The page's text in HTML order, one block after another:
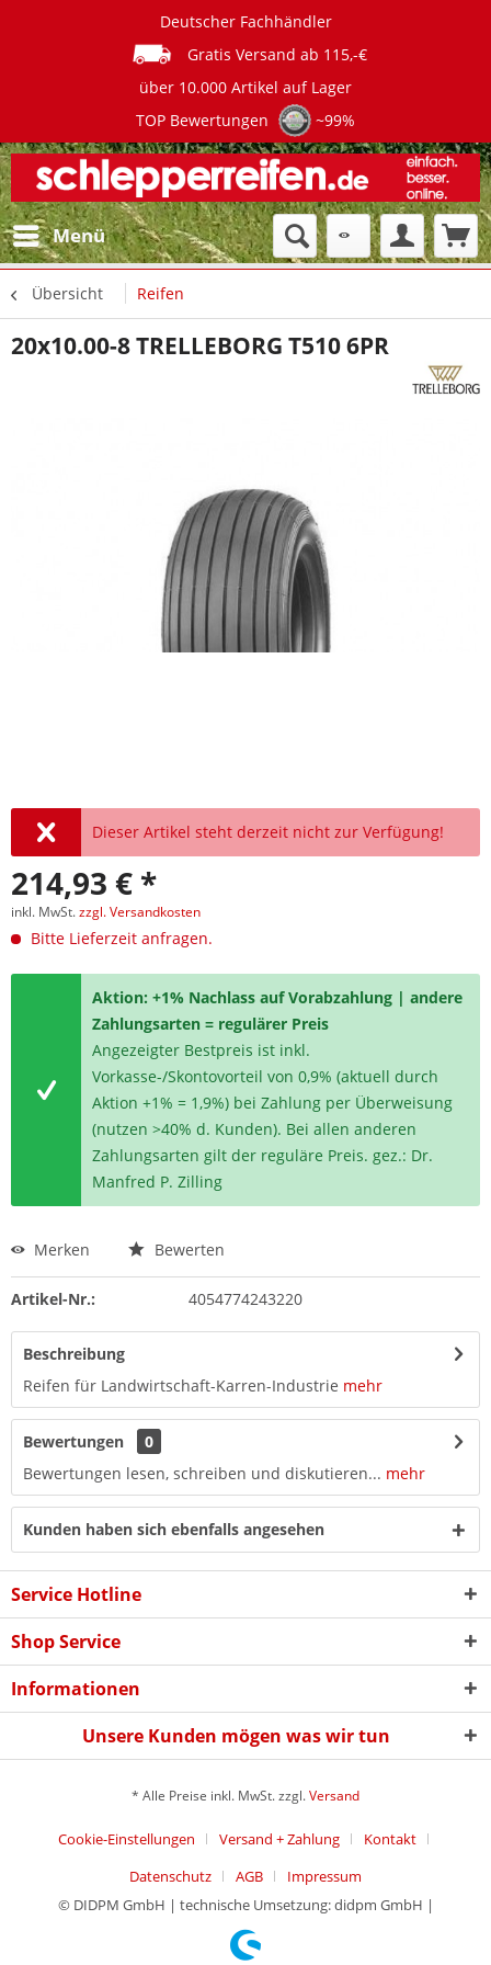
Deutscher Fachhändler
Gratis Versand ab 115,-€
über 10.000 Artikel auf Lager
TOP Bewertungen
~99%
Menü
Übersicht Reifen
20x10.00-8 TRELLEBORG T510 6PR
Dieser Artikel steht derzeit nicht zur Verfügung!
214,93 € *
inkl. MwSt.zzgl. Versandkosten
Bitte Lieferzeit anfragen.
Aktion: +1% Nachlass auf Vorabzahlung | andere
Zahlungsarten = regulärer Preis
Angezeigter Bestpreis ist inkl.
Vorkasse-/Skontovorteil von 0,9% (aktuell durch
Aktion +1% = 1,9%) bei Zahlung per Überweisung
(nutzen >40% d. Kunden). Bei allen anderen
Zahlungsarten gilt der reguläre Preis. gez.: Dr.
Manfred P. Zilling
Merken Bewerten
Artikel-Nr.: 4054774243220
Beschreibung
Reifen für Landwirtschaft-Karren-Industrie mehr
Bewertungen
0
Bewertungen lesen, schreiben und diskutieren... mehr
Kunden haben sich ebenfalls angesehen
Service Hotline
Shop Service
Informationen
Unsere Kunden mögen was wir tun
* Alle Preise inkl. MwSt. zzgl.Versand
Cookie-Einstellungen Versand + Zahlung
Kontakt
Datenschutz
AGB
Impressum
© DIDPM GmbH | technische Umsetzung: didpm GmbH |